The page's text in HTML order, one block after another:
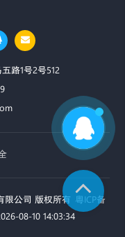
路1号2号512
限公司 版权所有 粤ICP备
08-10 14:03:34